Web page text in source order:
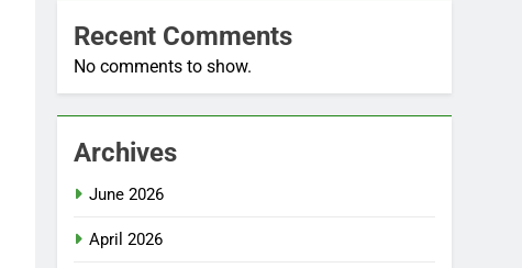
Recent Comments
No comments to show.
Archives
June 2026
April 2026